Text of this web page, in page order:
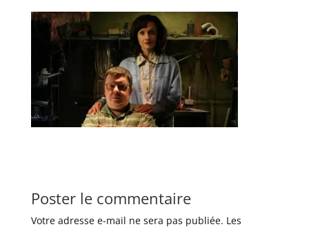
Poster le commentaire
Votre adresse e-mail ne sera pas publiée. Les